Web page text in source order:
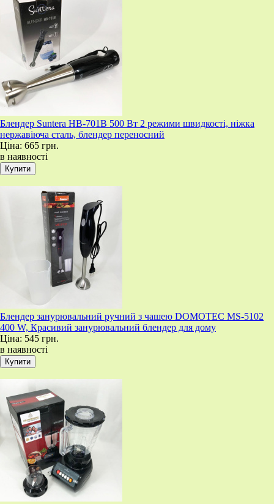
Блендер Suntera HB-701B 500 Вт 2 режими швидкості, ніжка
нержавіюча сталь, блендер переносний
Ціна: 665 грн.
в наявності
Блендер занурювальний ручний з чашею DOMOTEC MS-5102
400 W, Красивий занурювальний блендер для дому
Ціна: 545 грн.
в наявності